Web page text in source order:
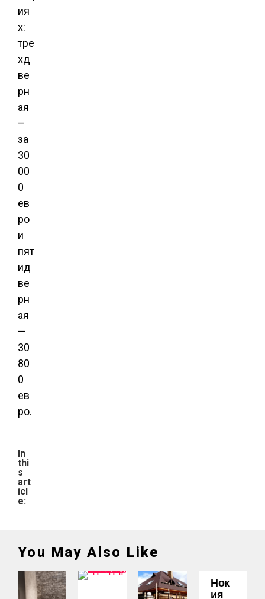
ия
х:
тре
хд
ве
рн
ая
–
за
30
00
0
ев
ро
и
пят
ид
ве
рн
ая
—
30
80
0
ев
ро.
In
thi
s
art
icl
e:
You May Also Like
Нок
Ия